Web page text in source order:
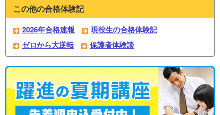
この他の合格体験記
2026年合格速報
現役生の合格体験記
ゼロから大逆転
保護者体験談